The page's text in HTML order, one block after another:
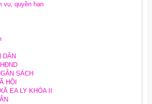
vụ, quyền hạn
DÂN
SÁCH
HỘI
EA LY KHÓA II